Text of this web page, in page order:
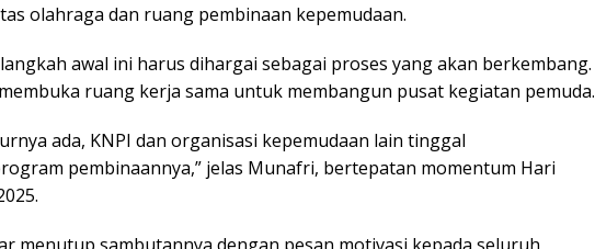
olahraga dan ruang pembinaan kepemudaan.
awal ini harus dihargai sebagai proses yang akan berkembang.
ruang kerja sama untuk membangun pusat kegiatan pemuda.
ada, KNPI dan organisasi kepemudaan lain tinggal
pembinaannya,” jelas Munafri, bertepatan momentum Hari